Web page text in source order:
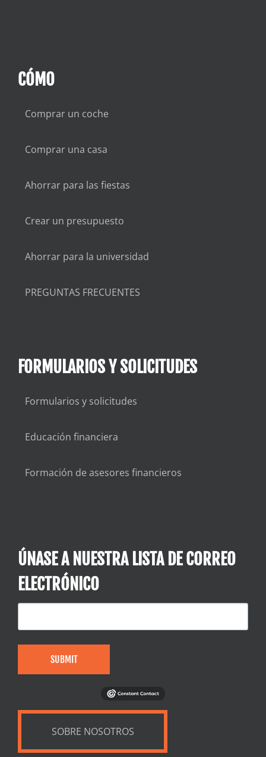
CÓMO
Comprar un coche
Comprar una casa
Ahorrar para las fiestas
Crear un presupuesto
Ahorrar para la universidad
PREGUNTAS FRECUENTES
FORMULARIOS Y SOLICITUDES
Formularios y solicitudes
Educación financiera
Formación de asesores financieros
ÚNASE A NUESTRA LISTA DE CORREO
ELECTRÓNICO
SUBMIT
SOBRE NOSOTROS